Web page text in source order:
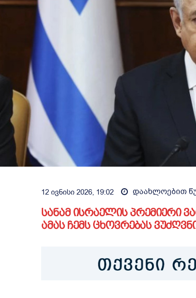
12 ივნისი 2026, 19:02 დაახლოებით
სანამ ისრაელის პრემიერი
ამას ჩემს ცხოვრებას